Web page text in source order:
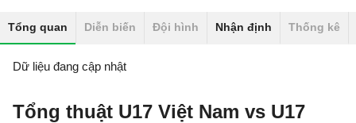
Tổng quan Diễn biến Đội hình Nhận định Thống kê
Dữ liệu đang cập nhật
Tổng thuật U17 Việt Nam vs U17